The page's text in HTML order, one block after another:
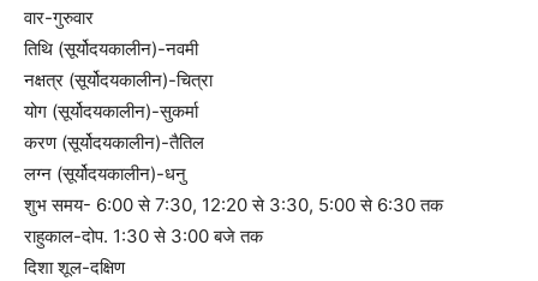
वार-गुरुवार
तिथि (सूर्योदयकालीन)-नवमी
नक्षत्र (सूर्योदयकालीन)-चित्रा
योग (सूर्योदयकालीन)-सुकर्मा
करण (सूर्योदयकालीन)-तैतिल
लग्न (सूर्योदयकालीन)-धनु
शुभ समय- 6:00 से 7:30, 12:20 से 3:30, 5:00 से 6:30 तक
राहुकाल-दोप. 1:30 से 3:00 बजे तक
दिशा शूल-दक्षिण